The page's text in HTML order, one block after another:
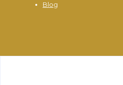
Blog